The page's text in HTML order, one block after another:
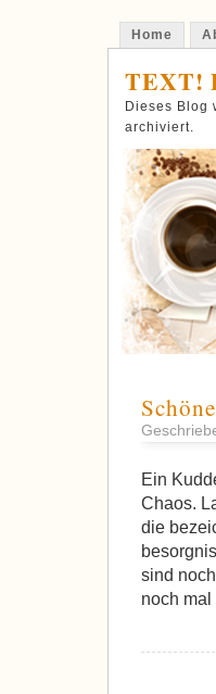
Home
TEXT!
Dieses Blog
archiviert.
Ein
Chaos.
die
sind
noch